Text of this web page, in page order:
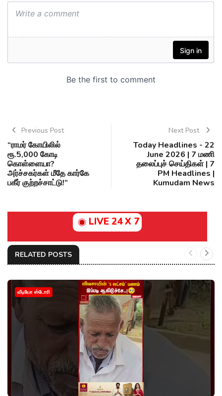
Previous Post
“ராமர் கோயிலில்
ரூ.5,000 கோடி
கொள்ளையா?
அர்ச்சகர்கள் மீதே கார்கே
பகீர் குற்றச்சாட்டு!”
Next Post
Today Headlines - 22
June 2026 | 7 மணி
தலைப்புச் செய்திகள் | 7
PM Headlines |
Kumudam News
LIVE 24 X 7
RELATED POSTS
வீடியோ ஸ்டோரி